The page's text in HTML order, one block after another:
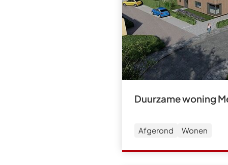
Duurzame woning
Afgerond Wonen